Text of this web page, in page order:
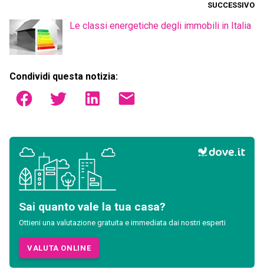
SUCCESSIVO
Le classi energetiche degli immobili in Italia
Condividi questa notizia:
Sai quanto vale la tua casa?
Ottieni una valutazione gratuita e immediata dai nostri esperti
VALUTA ONLINE